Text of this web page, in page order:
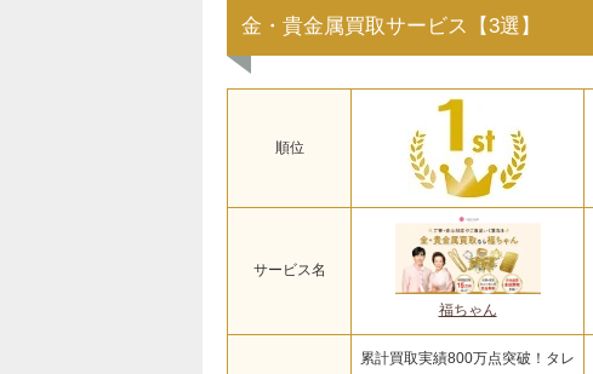
金・貴金属買取サービス【3選】
順位
サービス名
福ちゃん
累計買取実績800万点突破！タレ